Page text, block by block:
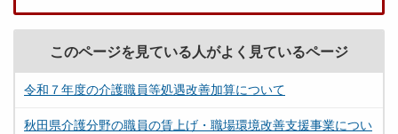
このページを見ている人がよく見ているページ
令和７年度の介護職員等処遇改善加算について
秋田県介護分野の職員の賃上げ・職場環境改善支援事業につい